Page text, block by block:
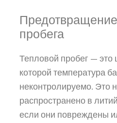
пробега
Тепловой пробег — это
которой температура
неконтролируемо. Это
распространено в
если они повреждены